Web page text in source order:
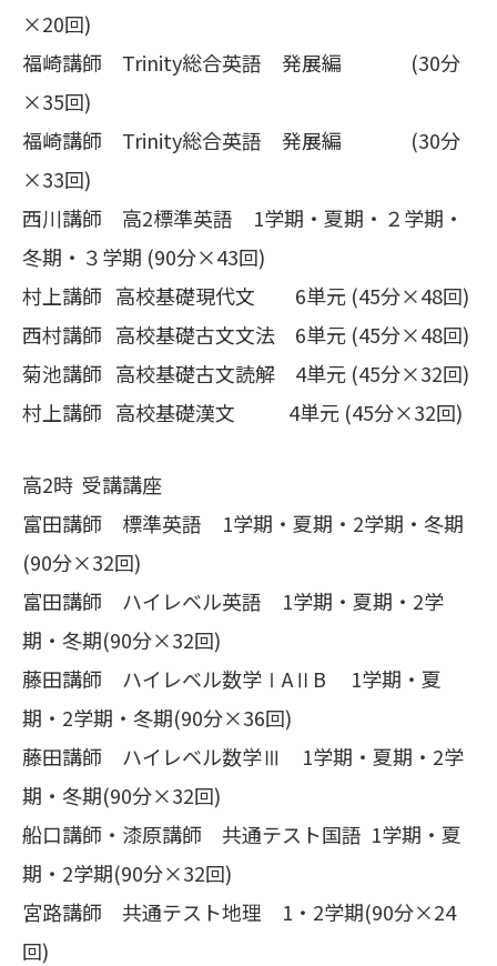
×20回)
福崎講師 Trinity総合英語 発展編 (30分
×35回)
福崎講師 Trinity総合英語 発展編 (30分
×33回)
西川講師 高2標準英語 1学期・夏期・２学期・
冬期・３学期 (90分×43回)
村上講師 高校基礎現代文 6単元 (45分×48回)
西村講師 高校基礎古文文法 6単元 (45分×48回)
菊池講師 高校基礎古文読解 4単元 (45分×32回)
村上講師 高校基礎漢文 4単元 (45分×32回)
高2時 受講講座
富田講師 標準英語 1学期・夏期・2学期・冬期
(90分×32回)
富田講師 ハイレベル英語 1学期・夏期・2学
期・冬期(90分×32回)
藤田講師 ハイレベル数学ⅠAⅡB 1学期・夏
期・2学期・冬期(90分×36回)
藤田講師 ハイレベル数学Ⅲ 1学期・夏期・2学
期・冬期(90分×32回)
船口講師・漆原講師 共通テスト国語 1学期・夏
期・2学期(90分×32回)
宮路講師 共通テスト地理 1・2学期(90分×24
回)